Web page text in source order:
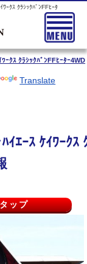
ｰｸｽ ｸﾗｼｯｸﾊﾞﾝFFﾋｰﾀ
ｰｸｽ ｸﾗｼｯｸﾊﾞﾝFFﾋｰﾀｰ4WD
Translate
ｴｰｽ ｹｲﾜｰｸｽ
ップ